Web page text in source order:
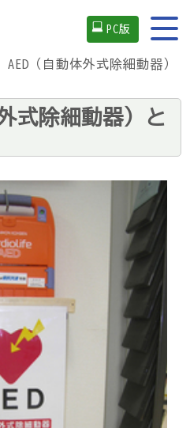
PC版
AED（自動体外式除細動器）
式除細動器）と